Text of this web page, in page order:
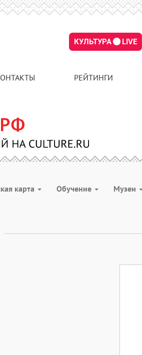
КУЛЬТУРА LIVE
РЕЙТИНГИ
карта Обучение Музеи